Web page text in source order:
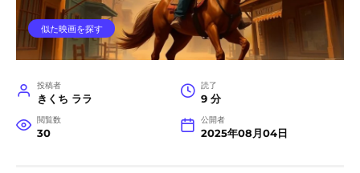
似た映画を探す
投稿者
きくち ララ
読了
9 分
閲覧数
30
公開者
2025年08月04日